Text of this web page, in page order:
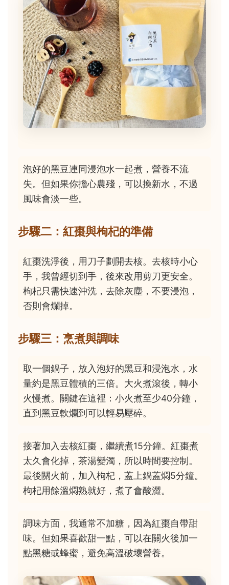
泡好的黑豆連同浸泡水一起煮，營養不流
失。但如果你擔心農殘，可以換新水，不過
風味會淡一些。
步驟二：紅棗與枸杞的準備
紅棗洗淨後，用刀子劃開去核。去核時小心
手，我曾經切到手，後來改用剪刀更安全。
枸杞只需快速沖洗，去除灰塵，不要浸泡，
否則會爛掉。
步驟三：烹煮與調味
取一個鍋子，放入泡好的黑豆和浸泡水，水
量約是黑豆體積的三倍。大火煮滾後，轉小
火慢煮。關鍵在這裡：小火煮至少40分鐘，
直到黑豆軟爛到可以輕易壓碎。
接著加入去核紅棗，繼續煮15分鐘。紅棗煮
太久會化掉，茶湯變濁，所以時間要控制。
最後關火前，加入枸杞，蓋上鍋蓋燜5分鐘。
枸杞用餘溫燜熟就好，煮了會酸澀。
調味方面，我通常不加糖，因為紅棗自帶甜
味。但如果喜歡甜一點，可以在關火後加一
點黑糖或蜂蜜，避免高溫破壞營養。